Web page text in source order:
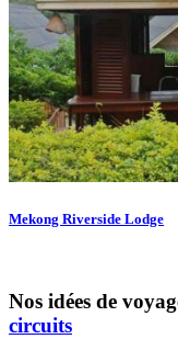
Mekong Riverside Lodge
Nos idées de
circuits